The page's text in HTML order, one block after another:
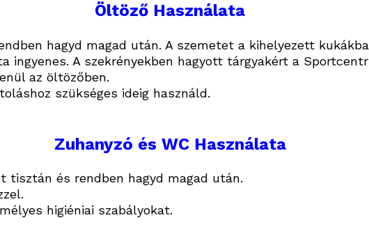
Öltöző Használata
hagyd magad után. A szemetet a kihelyezett
ingyenes. A szekrényekben hagyott tárgyakért a
az öltözőben.
szükséges ideig használd.
Zuhanyzó és WC Használata
tisztán és rendben hagyd magad után.
higiéniai szabályokat.